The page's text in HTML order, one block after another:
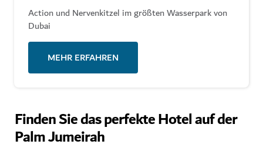
Action und Nervenkitzel im größten Wasserpark von
Dubai
MEHR ERFAHREN
Finden Sie das perfekte Hotel auf der
Palm Jumeirah